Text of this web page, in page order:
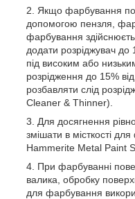
Якщо фарбування
допомогою пензля,
фарбування
додати розріджувач до
під високим або
розрідження до 15%
розбавляти слід
Cleaner & Thinner).
Для досягнення
змішати в місткості
Hammerite Metal Paint
При фарбуванні
валика, обробку
для фарбування